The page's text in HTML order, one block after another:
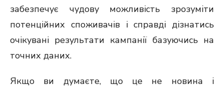
забезпечує чудову можливість зрозуміти
потенційних споживачів і справді дізнатись
очікувані результати кампанії базуючись на
точних даних.
Якщо ви думаєте, що це не новина і